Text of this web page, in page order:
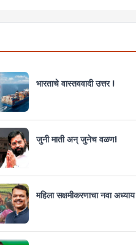
भारताचे वास्तववादी उत्तर !
जुनी माती अन् जुनेच वळण!
महिला सक्षमीकरणाचा नवा अध्याय